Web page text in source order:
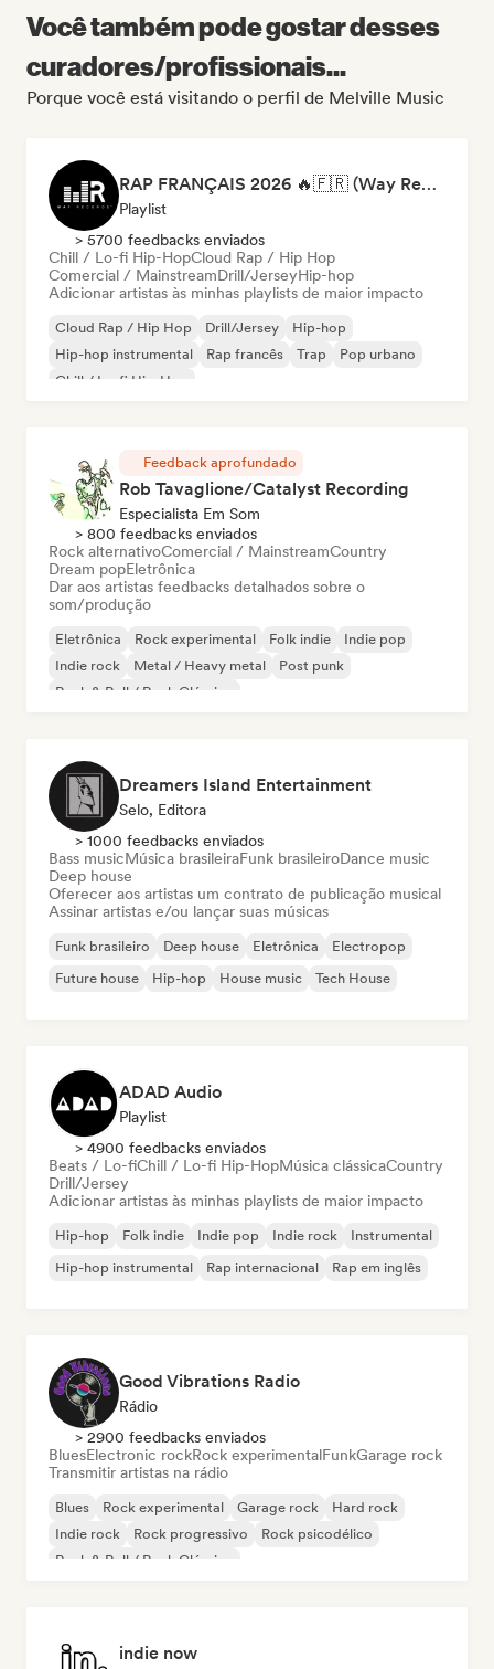
Você também pode gostar desses
curadores/profissionais...
Porque você está visitando o perfil de Melville Music
RAP FRANÇAIS 2026 🔥🇫🇷 (Way Records)
Playlist
> 5700 feedbacks enviados
Chill / Lo-fi Hip-HopCloud Rap / Hip Hop
Comercial / MainstreamDrill/JerseyHip-hop
Adicionar artistas às minhas playlists de maior impacto
Cloud Rap / Hip Hop Drill/Jersey
Hip-hop
Hip-hop instrumental
Rap francês Trap
Pop urbano
Chill / Lo-fi Hip-Hop
Feedback aprofundado
Rob Tavaglione/Catalyst Recording
Especialista Em Som
> 800 feedbacks enviados
Rock alternativoComercial / MainstreamCountry
Dream popEletrônica
Dar aos artistas feedbacks detalhados sobre o
som/produção
Eletrônica Rock experimental Folk indie
Indie pop
Indie rock
Metal / Heavy metal
Post punk
Rock & Roll / Rock Clássico
Dreamers Island Entertainment
Selo, Editora
> 1000 feedbacks enviados
Bass musicMúsica brasileiraFunk brasileiroDance music
Deep house
Oferecer aos artistas um contrato de publicação musical
Assinar artistas e/ou lançar suas músicas
Funk brasileiro Deep house Eletrônica
Electropop
Future house
Hip-hop House music Tech House
ADAD Audio
Playlist
> 4900 feedbacks enviados
Beats / Lo-fiChill / Lo-fi Hip-HopMúsica clássicaCountry
Drill/Jersey
Adicionar artistas às minhas playlists de maior impacto
Hip-hop Folk indie Indie pop Indie rock
Instrumental
Hip-hop instrumental
Rap internacional Rap em inglês
Good Vibrations Radio
Rádio
> 2900 feedbacks enviados
BluesElectronic rockRock experimentalFunkGarage rock
Transmitir artistas na rádio
Blues Rock experimental Garage rock
Hard rock
Indie rock
Rock progressivo
Rock psicodélico
Rock & Roll / Rock Clássico
indie now